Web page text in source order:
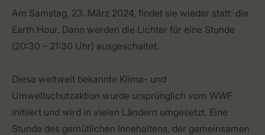
Am Samstag, 23. März 2024, findet sie wieder statt: die
Earth Hour. Dann werden die Lichter für eine Stunde
(20:30 – 21:30 Uhr) ausgeschaltet.
Diese weltweit bekannte Klima- und
Umweltschutzaktion wurde ursprünglich vom WWF
initiiert und wird in vielen Ländern umgesetzt. Eine
Stunde des gemütlichen Innehaltens, der gemeinsamen